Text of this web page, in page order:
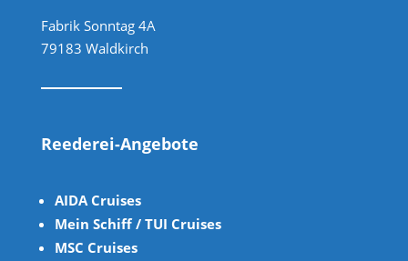
Fabrik Sonntag 4A
79183 Waldkirch
Reederei-Angebote
AIDA Cruises
Mein Schiff / TUI Cruises
MSC Cruises